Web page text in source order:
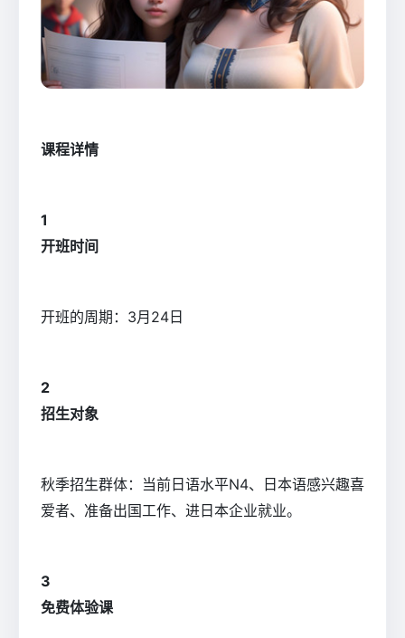
课程详情
1
开班时间
开班的周期：3月24日
2
招生对象
秋季招生群体：当前日语水平N4、日本语感兴趣喜
爱者、准备出国工作、进日本企业就业。
3
免费体验课